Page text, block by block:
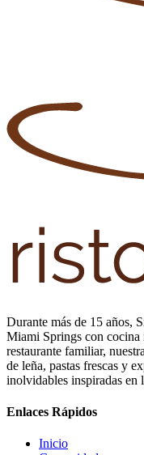
Durante más de 15 años,
Miami Springs con cocina
restaurante familiar,
de leña, pastas frescas y
inolvidables inspiradas en
Enlaces Rápidos
Inicio